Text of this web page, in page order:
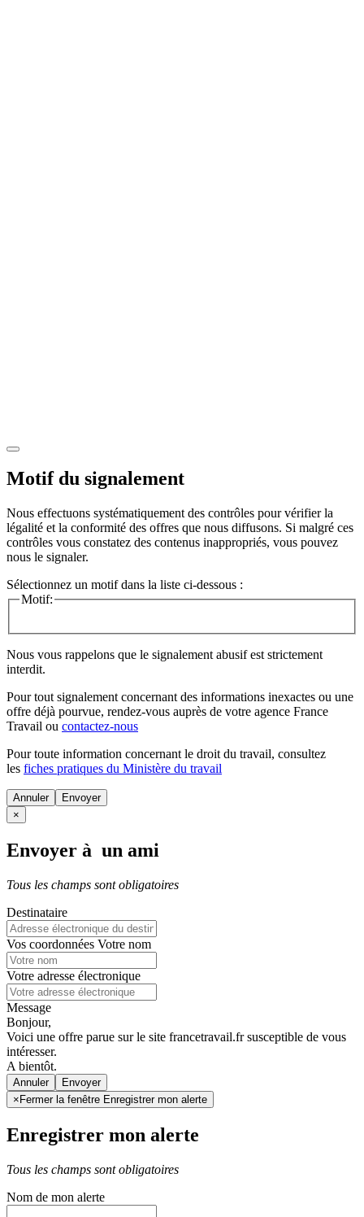
Motif du signalement
Nous effectuons systématiquement des contrôles pour vérifier la
légalité et la conformité des offres que nous diffusons. Si malgré ces
contrôles vous constatez des contenus inappropriés, vous pouvez
nous le signaler.
Sélectionnez un motif dans la liste ci-dessous :
Motif:
Nous vous rappelons que le signalement abusif est strictement
interdit.
Pour tout signalement concernant des informations inexactes ou une
offre déjà pourvue, rendez-vous auprès de votre agence France
Travail ou contactez-nous
Pour toute information concernant le droit du travail, consultez
les fiches pratiques du Ministère du travail
Annuler
×
Envoyer à un ami
Tous les champs sont obligatoires
Destinataire
Vos coordonnées Votre nom
Votre adresse électronique
Message
Bonjour,
Voici une offre parue sur le site francetravail.fr susceptible de vous
intéresser.
A bientôt.
Annuler
× Fermer la fenêtre Enregistrer mon alerte
Enregistrer mon alerte
Tous les champs sont obligatoires
Nom de mon alerte